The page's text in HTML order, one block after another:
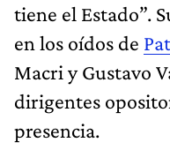
tiene el Estado”.
en los oídos de
Macri y Gustavo
dirigentes
presencia.